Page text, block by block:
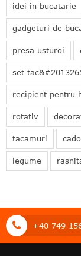
idei in bucatarie
gadgeturi de
presa usturoi
set
recipient pentru
rotativ
tacamuri
legume
+40 749